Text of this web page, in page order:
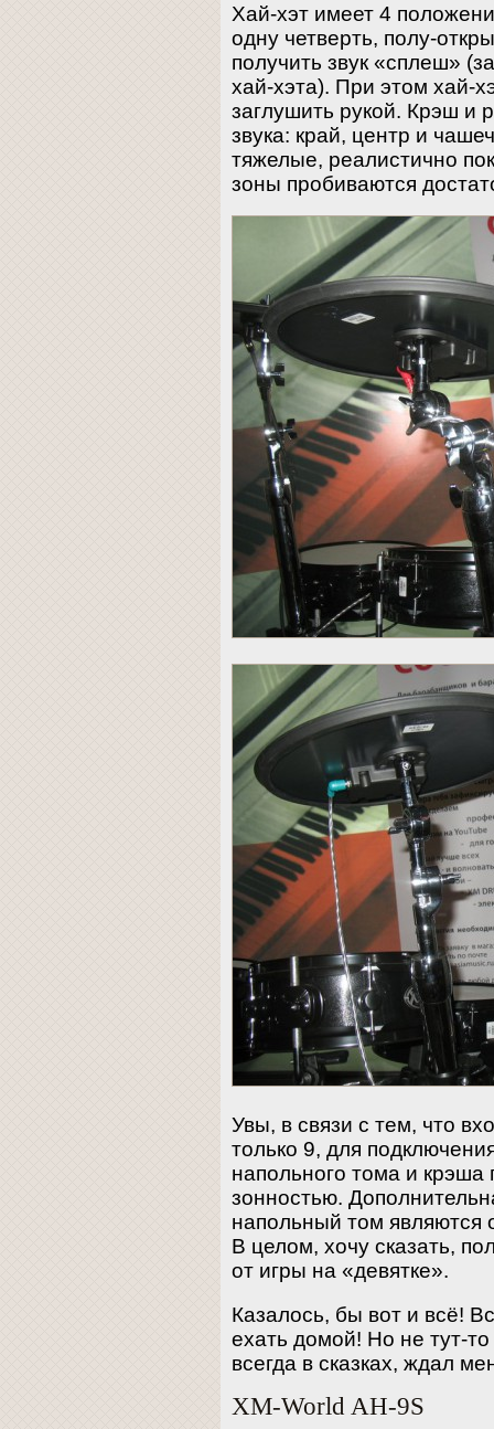
Хай-хэт имеет 4
одну четверть, полу-
получить звук «сплеш»
хай-хэта). При этом хай-
заглушить рукой. Крэш и
звука: край, центр и
тяжелые, реалистично
зоны пробиваются
Увы, в связи с тем, что
только 9, для
напольного тома и
зонностью.
напольный том являются
В целом, хочу сказать,
от игры на «девятке».
Казалось, бы вот и всё!
ехать домой! Но не тут-
всегда в сказках, ждал
XM-World AH-9S